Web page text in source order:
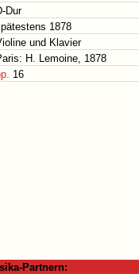
Dur
1878
und Klavier
H. Lemoine, 1878
16
Partnern: